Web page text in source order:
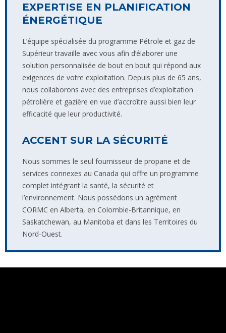
EXPERTISE EN PLANIFICATION
ÉNERGÉTIQUE
L’équipe spécialisée du programme Pétrole et gaz de
Supérieur travaille avec vous afin d’élaborer une
solution personnalisée de bout en bout qui répond aux
exigences de votre exploitation. Depuis plus de 65 ans,
nous collaborons avec des entreprises d’exploitation
pétrolière et gazière en vue d’accroître aussi bien leur
efficacité que leur productivité.
ACCENT SUR LA SÉCURITÉ
Nous sommes le seul fournisseur de propane et de
services connexes au Canada qui offre un programme
complet intégrant la santé, la sécurité et
l’environnement. Nous possédons un agrément
CORMC en Alberta, en Colombie-Britannique, en
Saskatchewan, au Manitoba et dans les Territoires du
Nord-Ouest.